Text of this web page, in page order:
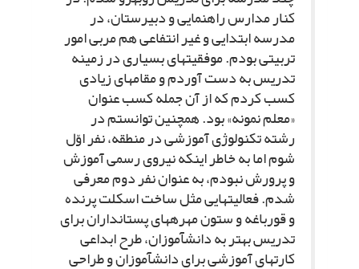
کنار مدارس راهنمایى و دبیرستان، در
مدرسه ابتدایى و غیر انتفاعى هم مربى امور
تربیتى بودم. موفقیت‏هاى بسیارى در زمینه
تدریس به دست آوردم و مقام‏هاى زیادى
کسب کردم که از آن جمله کسب عنوان
«معلم نمونه» بود. همچنین توانستم در
رشته تکنولوژى آموزشى در منطقه، نفر اوّل
شوم اما به خاطر اینکه نیروى رسمى آموزش
و پرورش نبودم، به عنوان نفر دوم معرفى
شدم. فعالیت‏هایى مثل ساخت اسکلت پرنده
و قورباغه و ستون مهره‏هاى پستانداران براى
تدریس بهتر به دانش‏آموزان، طرح ابداعى
کارت‏هاى آموزشى براى دانش‏آموزان و طراحى